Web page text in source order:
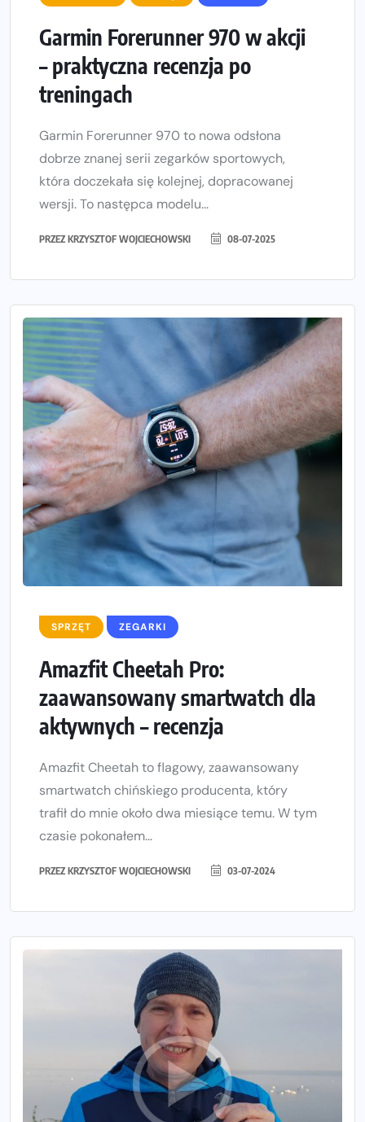
Garmin Forerunner 970 w akcji
– praktyczna recenzja po
treningach
Garmin Forerunner 970 to nowa odsłona
dobrze znanej serii zegarków sportowych,
która doczekała się kolejnej, dopracowanej
wersji. To następca modelu...
PRZEZ KRZYSZTOF WOJCIECHOWSKI 08-07-2025
SPRZĘT ZEGARKI
Amazfit Cheetah Pro:
zaawansowany smartwatch dla
aktywnych – recenzja
Amazfit Cheetah to flagowy, zaawansowany
smartwatch chińskiego producenta, który
trafił do mnie około dwa miesiące temu. W tym
czasie pokonałem...
PRZEZ KRZYSZTOF WOJCIECHOWSKI 03-07-2024